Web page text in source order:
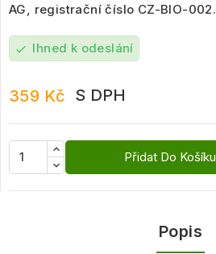
AG, registrační číslo CZ-BIO-002.
check Ihned k odeslání
359 Kč S DPH
Přidat Do Košíku
Popis